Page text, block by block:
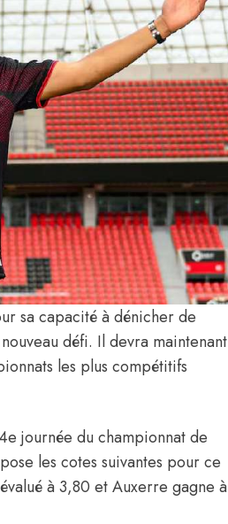
sa capacité à dénicher de
défi. Il devra maintenant
les plus compétitifs
journée du championnat de
les cotes suivantes pour ce
à 3,80 et Auxerre gagne à